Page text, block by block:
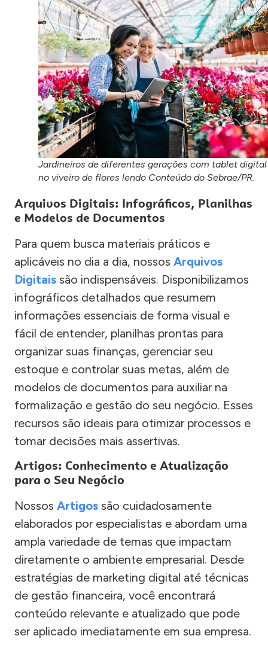
Jardineiros de diferentes gerações com tablet digital
no viveiro de flores lendo Conteúdo do Sebrae/PR.
Arquivos Digitais: Infográficos, Planilhas
e Modelos de Documentos
Para quem busca materiais práticos e
aplicáveis no dia a dia, nossos Arquivos
Digitais são indispensáveis. Disponibilizamos
infográficos detalhados que resumem
informações essenciais de forma visual e
fácil de entender, planilhas prontas para
organizar suas finanças, gerenciar seu
estoque e controlar suas metas, além de
modelos de documentos para auxiliar na
formalização e gestão do seu negócio. Esses
recursos são ideais para otimizar processos e
tomar decisões mais assertivas.
Artigos: Conhecimento e Atualização
para o Seu Negócio
Nossos Artigos são cuidadosamente
elaborados por especialistas e abordam uma
ampla variedade de temas que impactam
diretamente o ambiente empresarial. Desde
estratégias de marketing digital até técnicas
de gestão financeira, você encontrará
conteúdo relevante e atualizado que pode
ser aplicado imediatamente em sua empresa.